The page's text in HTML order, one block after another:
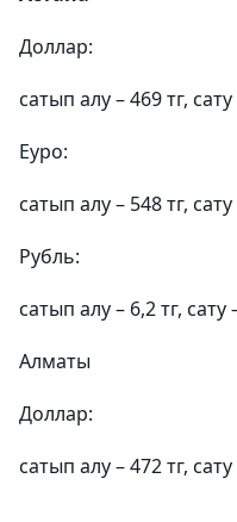
Доллар:
сатып алу – 469 тг, сату
Еуро:
сатып алу – 548 тг, сату
Рубль:
сатып алу – 6,2 тг, сату
Алматы
Доллар:
сатып алу – 472 тг, сату